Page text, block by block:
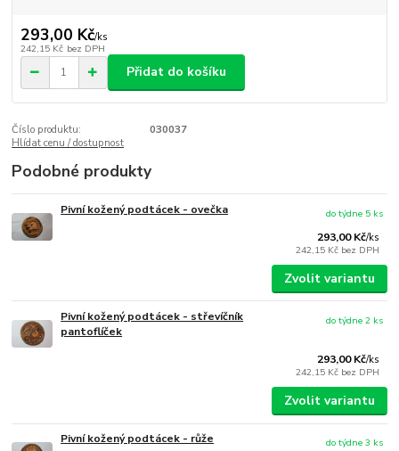
293,00 Kč/ks
242,15 Kč bez DPH
Přidat do košíku
Číslo produktu:
030037
Hlídat cenu / dostupnost
Podobné produkty
Pivní kožený podtácek - ovečka
293,00 Kč/ks
242,15 Kč bez DPH
do týdne 5 ks
Zvolit variantu
Pivní kožený podtácek - střevíčník
pantoflíček
293,00 Kč/ks
242,15 Kč bez DPH
do týdne 2 ks
Zvolit variantu
Pivní kožený podtácek - růže
do týdne 3 ks